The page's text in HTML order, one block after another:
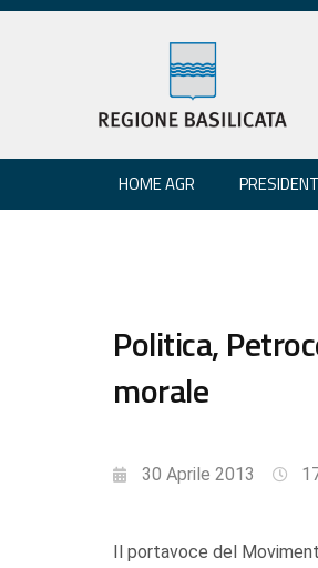
HOME AGR
Politica,
morale
30 Aprile 2013
Il portavoce del